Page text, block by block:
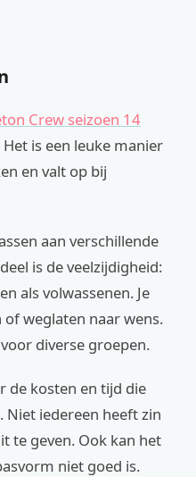
Crew seizoen 14
is een leuke manier
en valt op bij
aan verschillende
is de veelzijdigheid:
als volwassenen. Je
weglaten naar wens.
diverse groepen.
de kosten en tijd die
iedereen heeft zin
te geven. Ook kan het
niet goed is.